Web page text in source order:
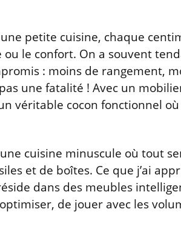
petite cuisine, chaque
le confort. On a souvent
: moins de rangement,
une fatalité ! Avec un
véritable cocon fonctionnel
cuisine minuscule où tout
et de boîtes. Ce que j’ai
dans des meubles
de jouer avec les